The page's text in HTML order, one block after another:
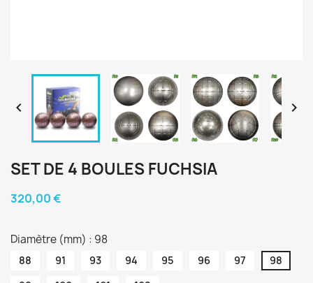
 
SET DE 4 BOULES FUCHSIA
320,00 €
Diamètre (mm) : 98
88 91 93 94 95 96 97
98